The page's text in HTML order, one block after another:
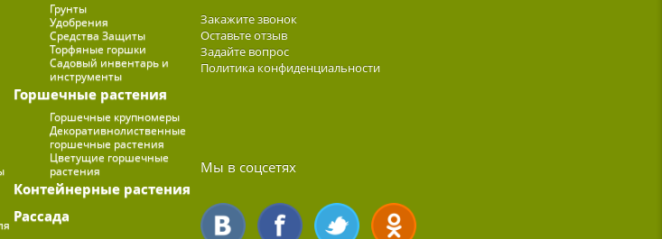
Грунты
Удобрения
Средства Защиты
Торфяные горшки
Садовый инвентарь и
инструменты
Горшечные растения
Горшечные крупномеры
Декоративнолиственные
горшечные растения
Цветущие горшечные
растения
Контейнерные растения
Рассада
Закажите звонок
Оставьте отзыв
Задайте вопрос
Политика конфиденциальности
Мы в соцсетях